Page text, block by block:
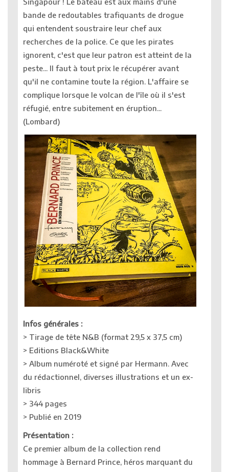
bande de redoutables trafiquants de drogue
qui entendent soustraire leur chef aux
recherches de la police. Ce que les pirates
ignorent, c'est que leur patron est atteint de la
peste... Il faut à tout prix le récupérer avant
qu'il ne contamine toute la région. L'affaire se
complique lorsque le volcan de l'île où il s'est
réfugié, entre subitement en éruption...
(Lombard)
Infos générales :
> Tirage de tête N&B (format 29,5 x 37,5 cm)
> Editions Black&White
> Album numéroté et signé par Hermann. Avec
du rédactionnel, diverses illustrations et un ex-
libris
> 344 pages
> Publié en 2019
Présentation :
Ce premier album de la collection rend
hommage à Bernard Prince, héros marquant du